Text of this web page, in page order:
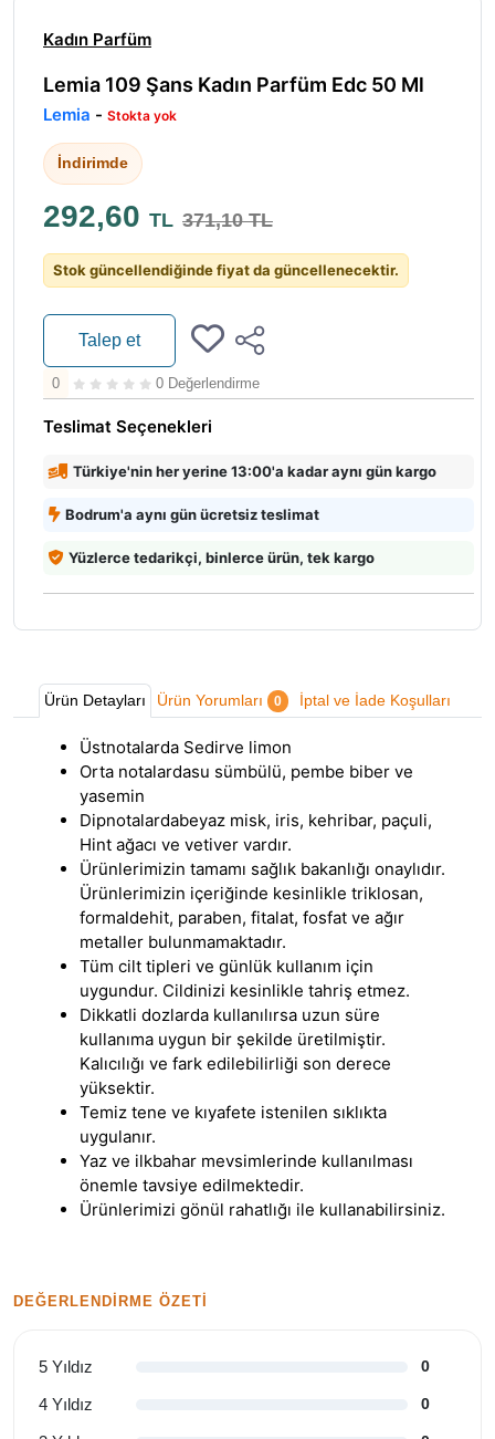
Kadın Parfüm
Lemia 109 Şans Kadın Parfüm Edc 50 Ml
Lemia - Stokta yok
İndirimde
292,60 TL 371,10 TL
Stok güncellendiğinde fiyat da güncellenecektir.
Talep et
0 0 Değerlendirme
Teslimat Seçenekleri
Türkiye'nin her yerine 13:00'a kadar aynı gün kargo
Bodrum'a aynı gün ücretsiz teslimat
Yüzlerce tedarikçi, binlerce ürün, tek kargo
Ürün Detayları Ürün Yorumları 0 İptal ve İade Koşulları
Üstnotalarda Sedirve limon
Orta notalardasu sümbülü, pembe biber ve
yasemin
Dipnotalardabeyaz misk, iris, kehribar, paçuli,
Hint ağacı ve vetiver vardır.
Ürünlerimizin tamamı sağlık bakanlığı onaylıdır.
Ürünlerimizin içeriğinde kesinlikle triklosan,
formaldehit, paraben, fitalat, fosfat ve ağır
metaller bulunmamaktadır.
Tüm cilt tipleri ve günlük kullanım için
uygundur. Cildinizi kesinlikle tahriş etmez.
Dikkatli dozlarda kullanılırsa uzun süre
kullanıma uygun bir şekilde üretilmiştir.
Kalıcılığı ve fark edilebilirliği son derece
yüksektir.
Temiz tene ve kıyafete istenilen sıklıkta
uygulanır.
Yaz ve ilkbahar mevsimlerinde kullanılması
önemle tavsiye edilmektedir.
Ürünlerimizi gönül rahatlığı ile kullanabilirsiniz.
DEĞERLENDIRME ÖZETI
5 Yıldız 0
4 Yıldız 0